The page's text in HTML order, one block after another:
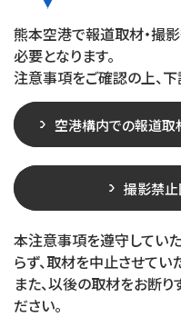
熊本空港で報道取材・撮
必要となります。
注意事項をご確認の上、下
空港構内での報道取
撮影禁
本注意事項を遵守してい
らず、取材を中止させてい
また、以後の取材をお断
ださい。